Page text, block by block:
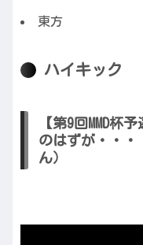
東方
ハイキック
【第9回MMD杯
のはずが・・・
ん）